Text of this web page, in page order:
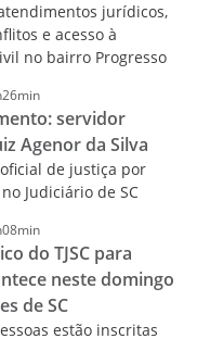
jurídicos,
e acesso à
no bairro Progresso
servidor
Agenor da Silva
de justiça por
Judiciário de SC
do TJSC para
neste domingo
de SC
estão inscritas